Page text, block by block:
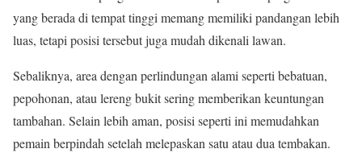
yang berada di tempat tinggi memang memiliki pandangan lebih
luas, tetapi posisi tersebut juga mudah dikenali lawan.
Sebaliknya, area dengan perlindungan alami seperti bebatuan,
pepohonan, atau lereng bukit sering memberikan keuntungan
tambahan. Selain lebih aman, posisi seperti ini memudahkan
pemain berpindah setelah melepaskan satu atau dua tembakan.